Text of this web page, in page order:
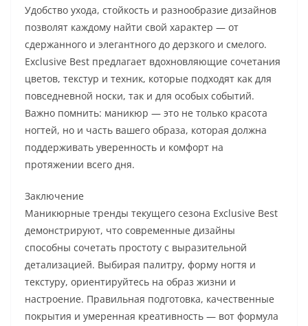
Удобство ухода, стойкость и разнообразие дизайнов
позволят каждому найти свой характер — от
сдержанного и элегантного до дерзкого и смелого.
Exclusive Best предлагает вдохновляющие сочетания
цветов, текстур и техник, которые подходят как для
повседневной носки, так и для особых событий.
Важно помнить: маникюр — это не только красота
ногтей, но и часть вашего образа, которая должна
поддерживать уверенность и комфорт на
протяжении всего дня.
Заключение
Маникюрные тренды текущего сезона Exclusive Best
демонстрируют, что современные дизайны
способны сочетать простоту с выразительной
детализацией. Выбирая палитру, форму ногтя и
текстуру, ориентируйтесь на образ жизни и
настроение. Правильная подготовка, качественные
покрытия и умеренная креативность — вот формула